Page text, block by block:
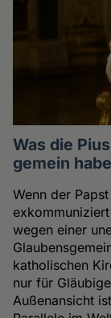
Was die
gemein
Wenn der
wegen einer
katholischen
nur für
Außenansicht